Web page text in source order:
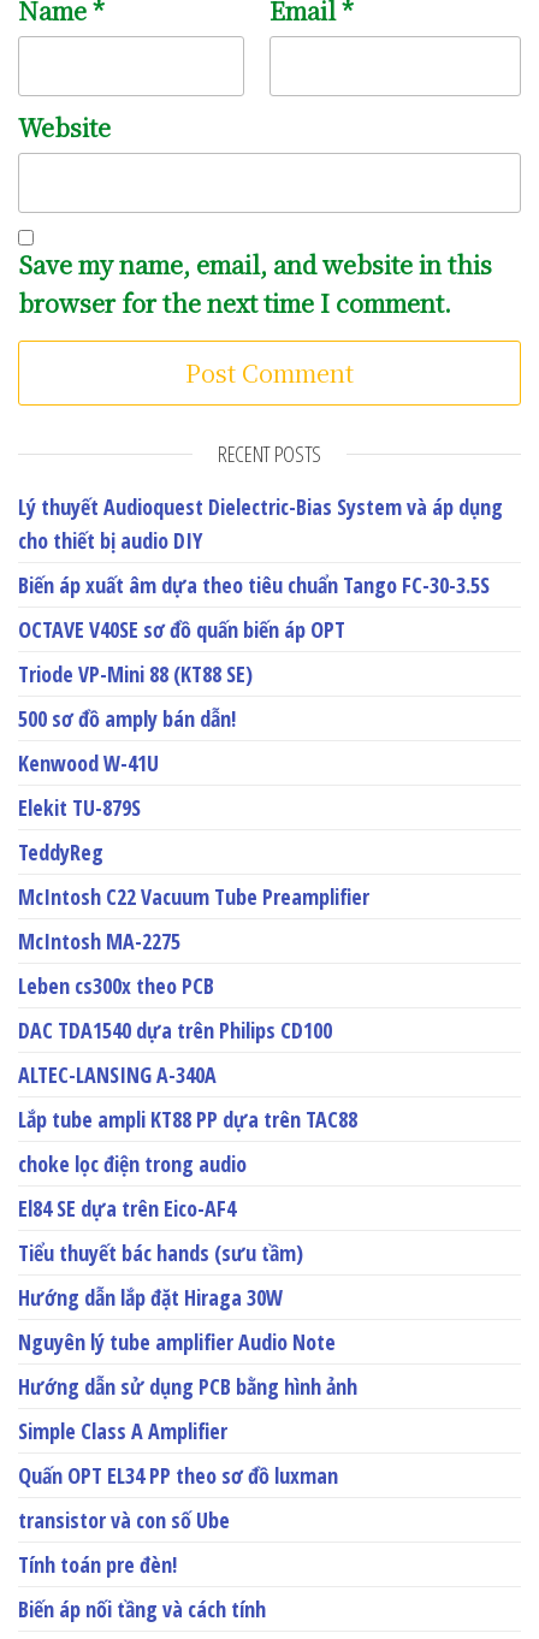
Name* Email*
Website
Save my name, email, and website in this
browser for the next time I comment.
RECENT POSTS
Lý thuyết Audioquest Dielectric-Bias System và áp dụng
cho thiết bị audio DIY
Biến áp xuất âm dựa theo tiêu chuẩn Tango FC-30-3.5S
OCTAVE V40SE sơ đồ quấn biến áp OPT
Triode VP-Mini 88 (KT88 SE)
500 sơ đồ amply bán dẫn!
Kenwood W-41U
Elekit TU-879S
TeddyReg
McIntosh C22 Vacuum Tube Preamplifier
McIntosh MA-2275
Leben cs300x theo PCB
DAC TDA1540 dựa trên Philips CD100
ALTEC-LANSING A-340A
Lắp tube ampli KT88 PP dựa trên TAC88
choke lọc điện trong audio
El84 SE dựa trên Eico-AF4
Tiểu thuyết bác hands (sưu tầm)
Hướng dẫn lắp đặt Hiraga 30W
Nguyên lý tube amplifier Audio Note
Hướng dẫn sử dụng PCB bằng hình ảnh
Simple Class A Amplifier
Quấn OPT EL34 PP theo sơ đồ luxman
transistor và con số Ube
Tính toán pre đèn!
Biến áp nối tầng và cách tính